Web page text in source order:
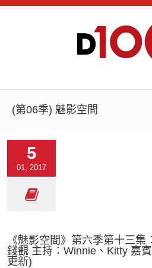
(第06季) 魅影空間
5
01, 2017
《魅影空間》第六季第十三
錢觀 主持：Winnie、Kitty 嘉
更新)